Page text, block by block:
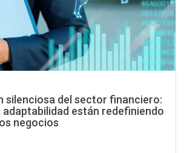
silenciosa del sector financiero:
adaptabilidad están redefiniendo
negocios